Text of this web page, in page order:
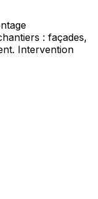
: façades,
Intervention